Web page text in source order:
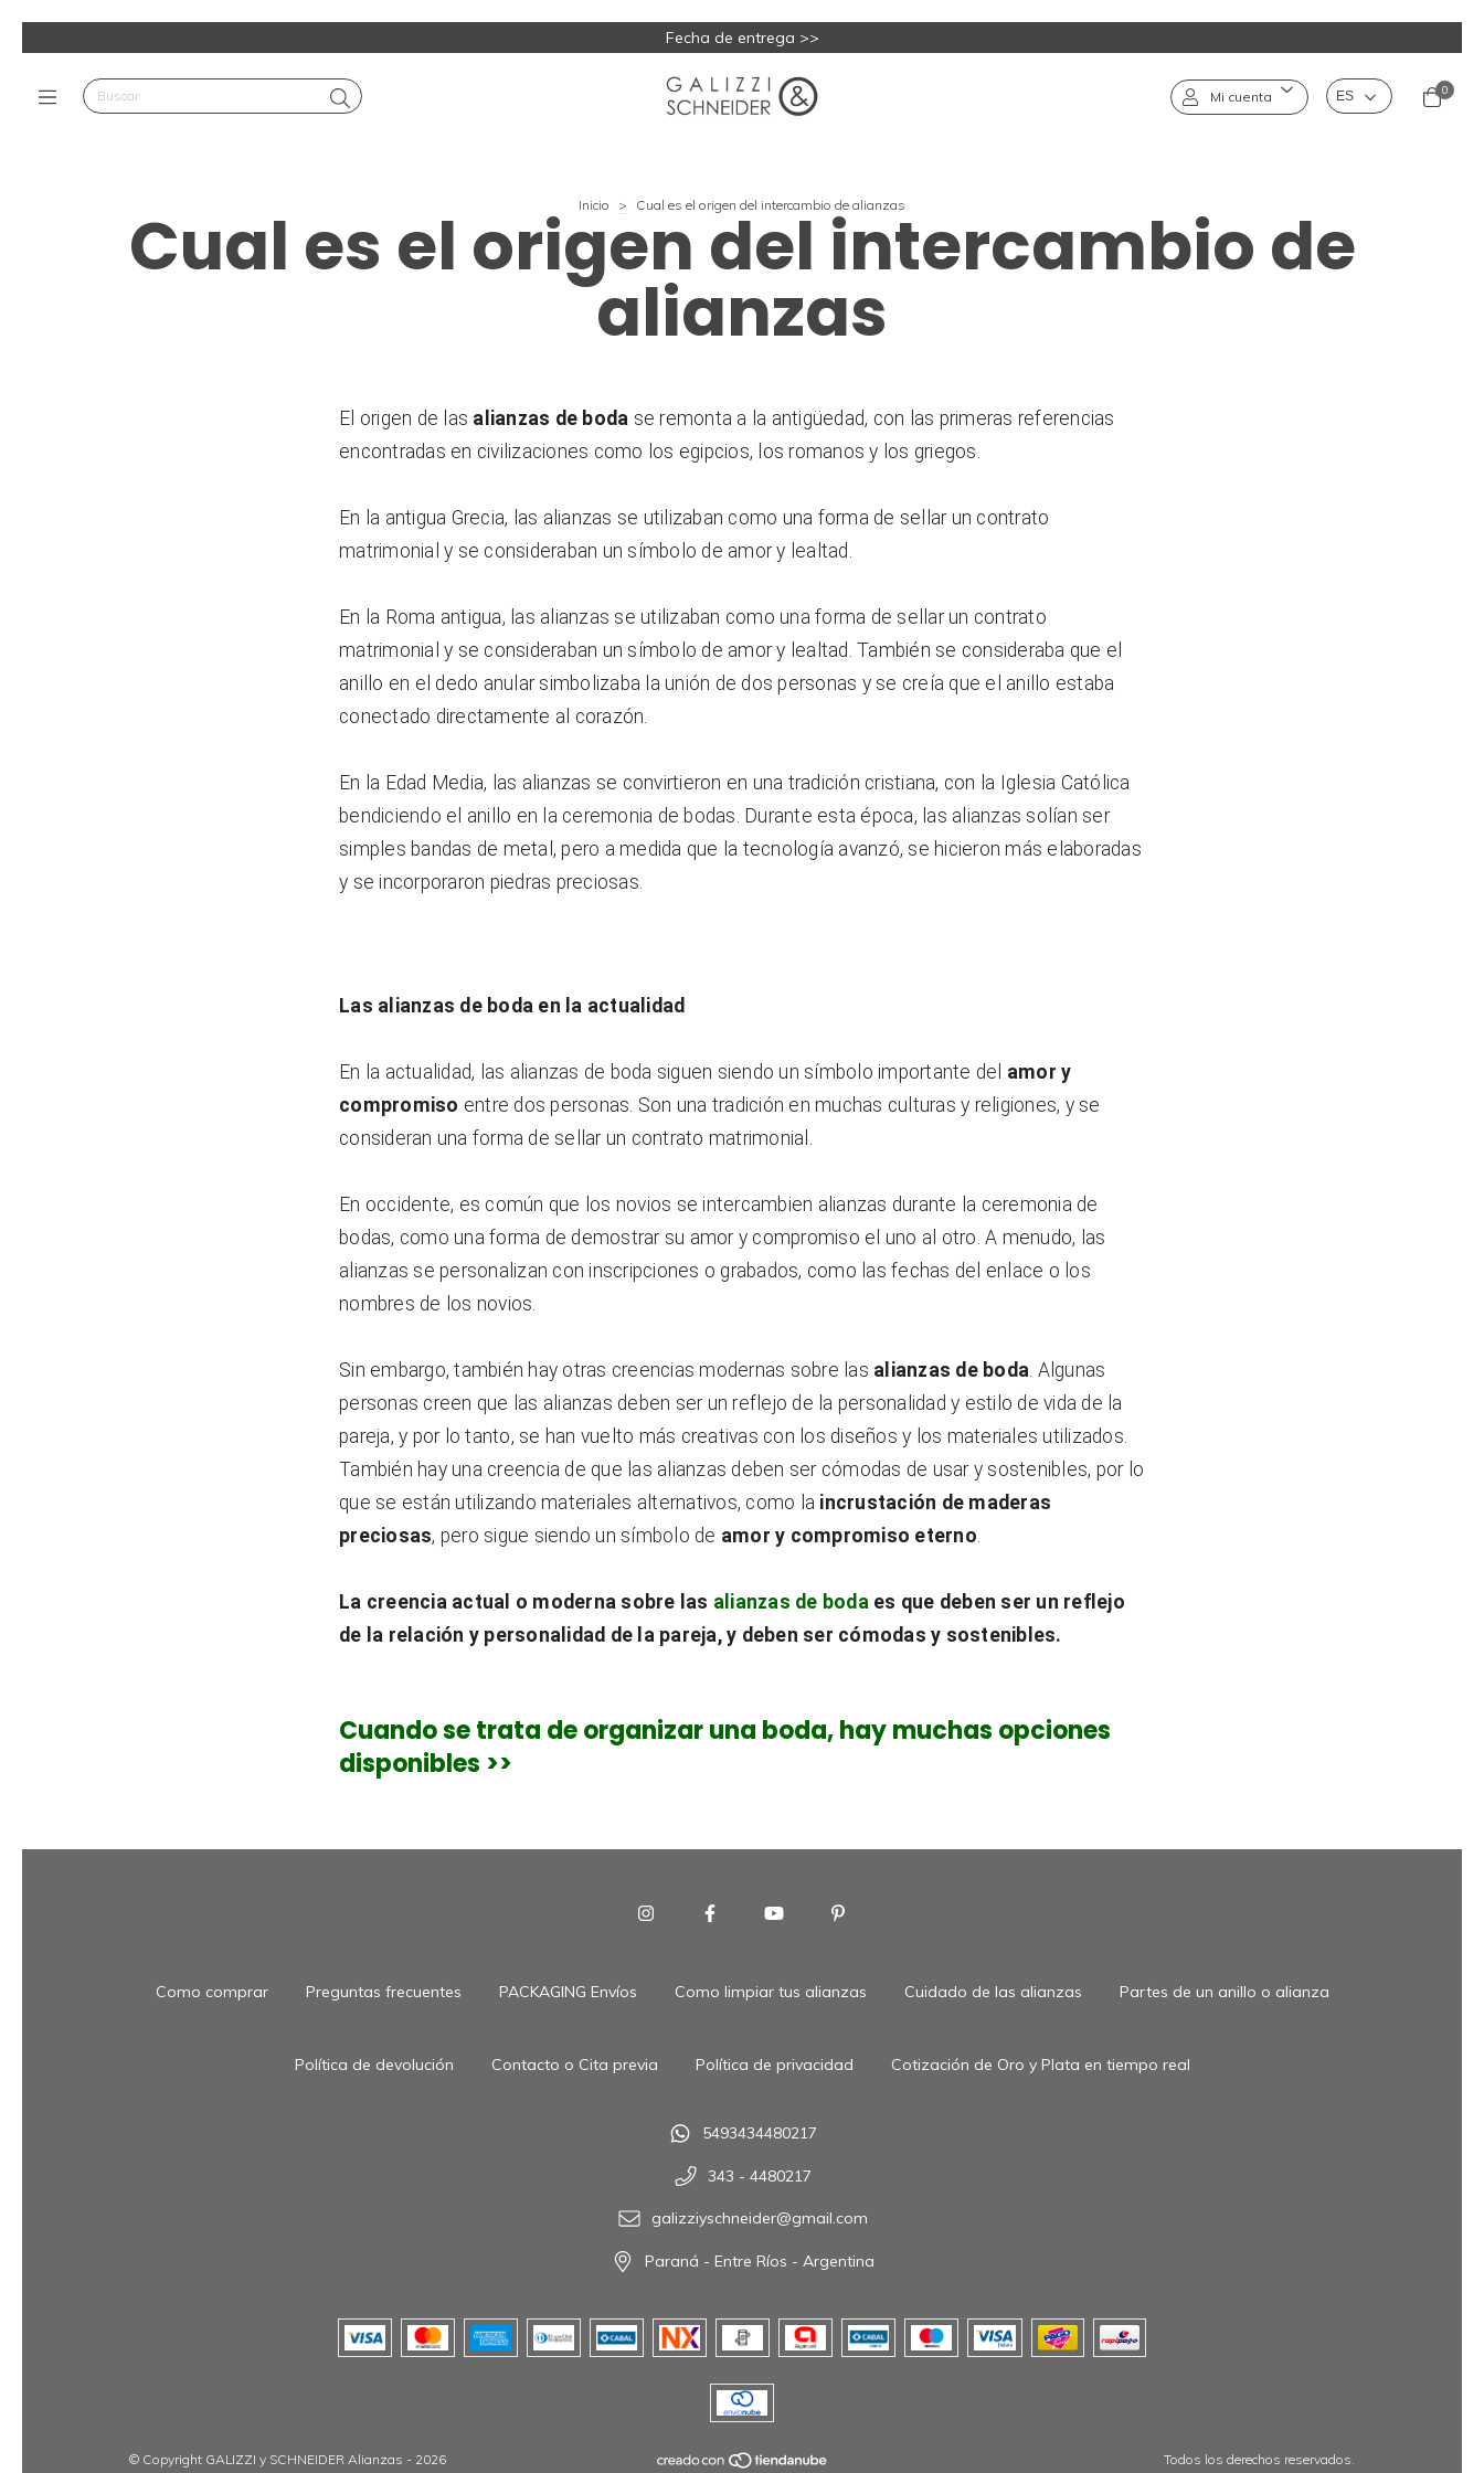
Fecha de entrega >>
Mi cuenta 0
Inicio > Cual es el origen del intercambio de alianzas
Cual es el origen del intercambio de
alianzas
El origen de las alianzas de boda se remonta a la antigüedad, con las primeras referencias
encontradas en civilizaciones como los egipcios, los romanos y los griegos.
En la antigua Grecia, las alianzas se utilizaban como una forma de sellar un contrato
matrimonial y se consideraban un símbolo de amor y lealtad.
En la Roma antigua, las alianzas se utilizaban como una forma de sellar un contrato
matrimonial y se consideraban un símbolo de amor y lealtad. También se consideraba que el
anillo en el dedo anular simbolizaba la unión de dos personas y se creía que el anillo estaba
conectado directamente al corazón.
En la Edad Media, las alianzas se convirtieron en una tradición cristiana, con la Iglesia Católica
bendiciendo el anillo en la ceremonia de bodas. Durante esta época, las alianzas solían ser
simples bandas de metal, pero a medida que la tecnología avanzó, se hicieron más elaboradas
y se incorporaron piedras preciosas.
Las alianzas de boda en la actualidad
En la actualidad, las alianzas de boda siguen siendo un símbolo importante del amor y
compromiso entre dos personas. Son una tradición en muchas culturas y religiones, y se
consideran una forma de sellar un contrato matrimonial.
En occidente, es común que los novios se intercambien alianzas durante la ceremonia de
bodas, como una forma de demostrar su amor y compromiso el uno al otro. A menudo, las
alianzas se personalizan con inscripciones o grabados, como las fechas del enlace o los
nombres de los novios.
Sin embargo, también hay otras creencias modernas sobre las alianzas de boda . Algunas
personas creen que las alianzas deben ser un reflejo de la personalidad y estilo de vida de la
pareja, y por lo tanto, se han vuelto más creativas con los diseños y los materiales utilizados.
También hay una creencia de que las alianzas deben ser cómodas de usar y sostenibles, por lo
que se están utilizando materiales alternativos, como la incrustación de maderas
preciosas, pero sigue siendo un símbolo de amor y compromiso eterno
La creencia actual o moderna sobre las alianzas de boda es que deben ser un reflejo
de la relación y personalidad de la pareja, y deben ser cómodas y sostenibles.
Cuando se trata de organizar una boda, hay muchas opciones
disponibles >>
Como comprar Preguntas frecuentes PACKAGING Envíos Como limpiar tus alianzas Cuidado de las alianzas Partes de un anillo o alianza
Política de devolución Contacto o Cita previa Política de privacidad Cotización de Oro y Plata en tiempo real
5493434480217
343 - 4480217
galizziyschneider@gmail.com
Paraná - Entre Ríos - Argentina
© Copyright GALIZZI y SCHNEIDER Alianzas - 2026 Todos los derechos reservados.